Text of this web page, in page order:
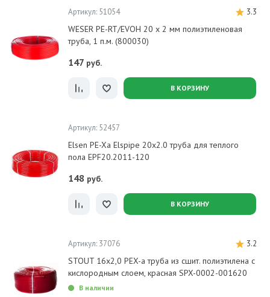
Артикул: 51054 3.3
WESER PE-RT/EVOH 20 х 2 мм полиэтиленовая
труба, 1 п.м. (800030)
147 руб.
В КОРЗИНУ
Артикул: 52457
Elsen PE-Xa Elspipe 20x2.0 труба для теплого
пола EPF20.2011-120
148 руб.
В КОРЗИНУ
Артикул: 37076 3.2
STOUT 16х2,0 PEX-a труба из сшит. полиэтилена с
кислородным слоем, красная SPX-0002-001620
В наличии